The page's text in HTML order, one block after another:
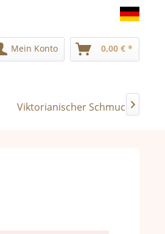
Mein Konto 0,00 € *
Viktorianischer Schmuck 